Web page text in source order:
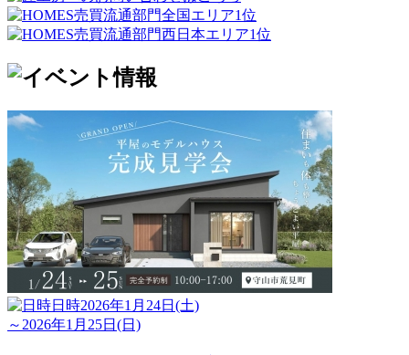
日時2026年1月24日(土)
～2026年1月25日(日)